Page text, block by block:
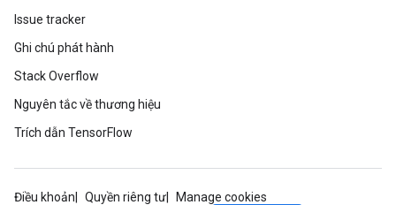
Issue tracker
Ghi chú phát hành
Stack Overflow
Nguyên tắc về thương hiệu
Trích dẫn TensorFlow
Điều khoản Quyền riêng tư
Manage cookies